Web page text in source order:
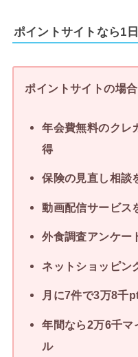
ポイントサイトなら1
ポイントサイトの場合
年会費無料のクレ
得
保険の見直し相談
動画配信サービス
外食調査アンケー
ネットショッピン
月に7件で3万8千
年間なら2万6千
ル